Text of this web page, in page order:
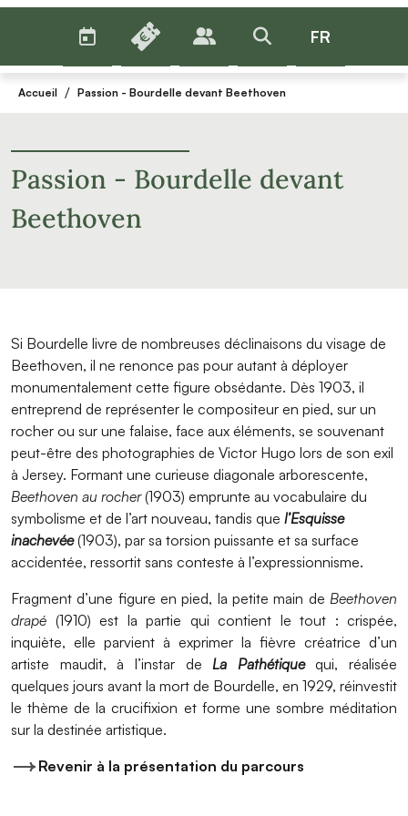
BILLETTERIE
PUBLICS >RECHERCHER
FR
Accueil / Passion - Bourdelle devant Beethoven
Passion - Bourdelle devant
Beethoven
Si Bourdelle livre de nombreuses déclinaisons du visage de
Beethoven, il ne renonce pas pour autant à déployer
monumentalement cette figure obsédante. Dès 1903, il
entreprend de représenter le compositeur en pied, sur un
rocher ou sur une falaise, face aux éléments, se souvenant
peut-être des photographies de Victor Hugo lors de son exil
à Jersey. Formant une curieuse diagonale arborescente,
Beethoven au rocher(1903) emprunte au vocabulaire du
symbolisme et de l’art nouveau, tandis que l’Esquisse
inachevée(1903), par sa torsion puissante et sa surface
accidentée, ressortit sans conteste à l’expressionnisme.
Fragment d’une figure en pied, la petite main de Beethoven
drapé (1910) est la partie qui contient le tout : crispée,
inquiète, elle parvient à exprimer la fièvre créatrice d’un
artiste maudit, à l’instar deLa Pathétiquequi, réalisée
quelques jours avant la mort de Bourdelle, en 1929, réinvestit
le thème de la crucifixion et forme une sombre méditation
sur la destinée artistique.
Revenir à la présentation du parcours